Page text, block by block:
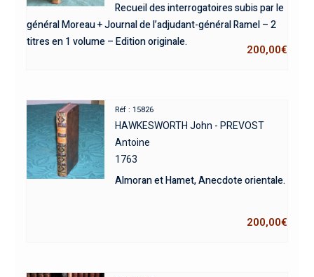
Recueil des interrogatoires subis par le
général Moreau + Journal de l’adjudant-général Ramel – 2
titres en 1 volume – Edition originale.
200,00€
Réf : 15826
HAWKESWORTH John - PREVOST
Antoine
1763
Almoran et Hamet, Anecdote orientale.
200,00€